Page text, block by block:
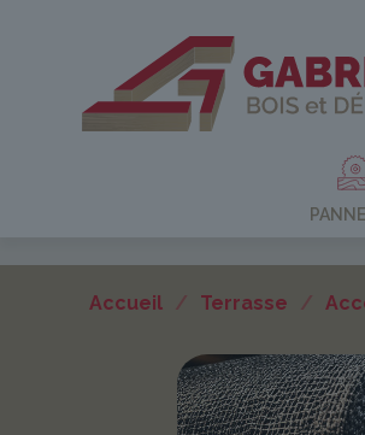
Accueil / Terrasse /